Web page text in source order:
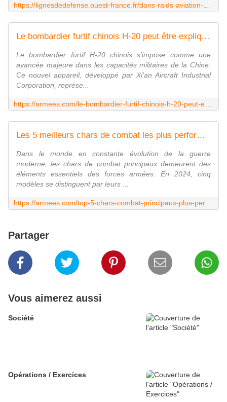
Le bombardier furtif chinois H-20 peut être expliqué en 2 mots
Le bombardier furtif H-20 chinois s'impose comme une
avancée majeure dans les capacités militaires de la Chine.
Ce nouvel appareil, développé par Xi'an Aircraft Industrial
Corporation, représe...
Les 5 meilleurs chars de combat les plus performants au monde
Dans le monde en constante évolution de la guerre
moderne, les chars de combat principaux demeurent des
éléments essentiels des forces armées. En 2024, cinq
modèles se distinguent par leurs ...
Partager
Vous aimerez aussi
Société
Opérations / Exercices